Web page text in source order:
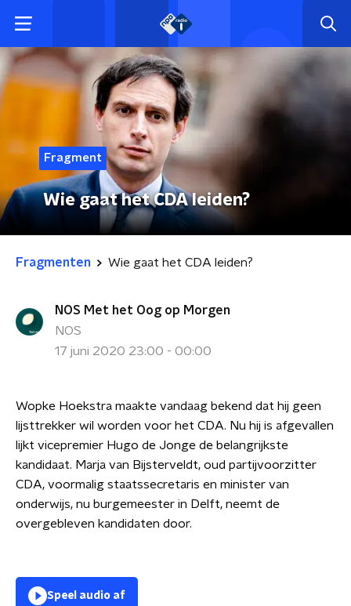
Fragment
Wie gaat het CDA leiden?
Fragmenten Wie gaat het CDA leiden?
NOS Met het Oog op Morgen
NOS
17 juni 2020 23:00 - 00:00
Wopke Hoekstra maakte vandaag bekend dat hij geen
lijsttrekker wil worden voor het CDA. Nu hij is afgevallen
lijkt vicepremier Hugo de Jonge de belangrijkste
kandidaat. Marja van Bijsterveldt, oud partijvoorzitter
CDA, voormalig staatssecretaris en minister van
onderwijs, nu burgemeester in Delft, neemt de
overgebleven kandidaten door.
Speel audio af